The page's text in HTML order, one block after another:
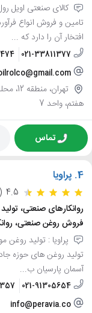
تامین و فروش انواع
افتخار آن را دارد که ...
021-33811377
هفتم، واحد 7
تماس
4. پراویا
4.5 (2 نظر)
روانکارهای صنعتی،
فروش روغن صنعتی،
پراویا : تولید روغن
تولید روغن های حوزه
آسمان پارسیان ب...
021-91305654
info@peravia.co